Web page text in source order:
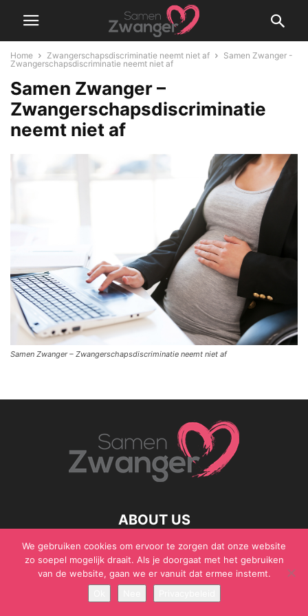
Home Zwangerschapsdiscriminatie neemt niet af
Samen Zwanger -
Zwangerschapsdiscriminatie neemt niet af
Samen Zwanger –
Zwangerschapsdiscriminatie
neemt niet af
Samen Zwanger – Zwangerschapsdiscriminatie neemt niet af
ABOUT US
© Samen Zwanger - Copyright - Gericht Media 2017 - 2021
We gebruiken cookies om ervoor te zorgen dat onze website
zo soepel mogelijk draait. Als je doorgaat met het gebruiken
van de website, gaan we er vanuit dat ermee instemt.